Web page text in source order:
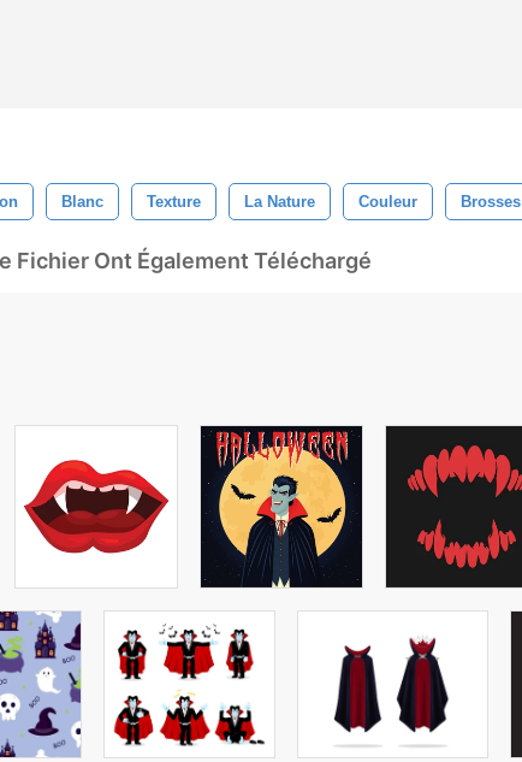
Blanc Texture La Nature Couleur Brosses
Fichier Ont Également Téléchargé